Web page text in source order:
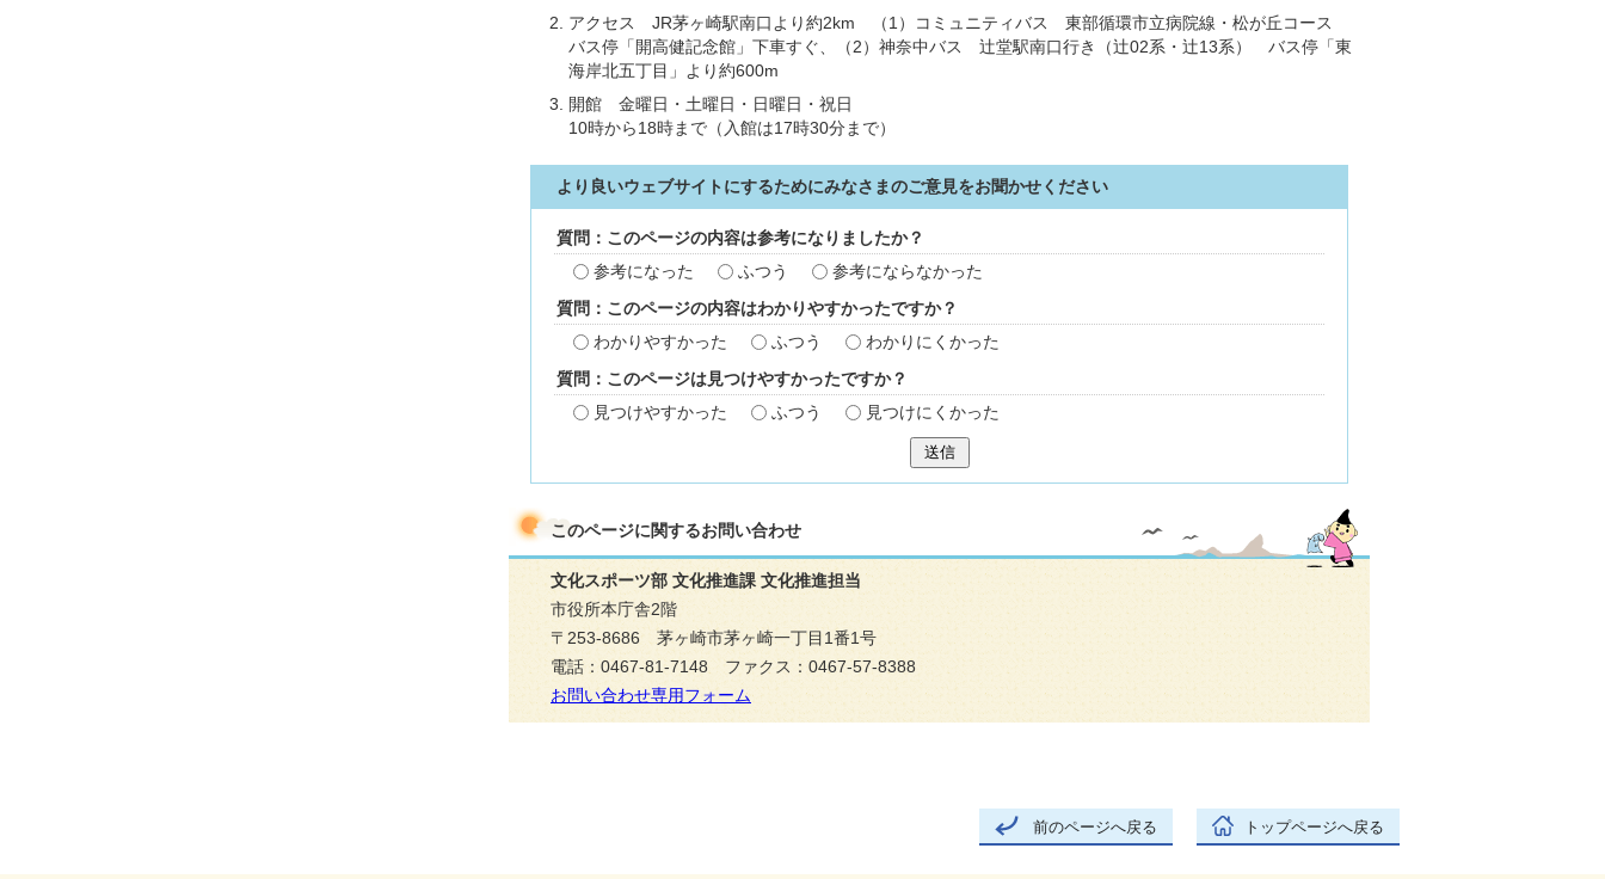
アクセス JR茅ヶ崎駅南口より約2km （1）コミュニティバス 東部循環市立病院線・松が丘コース
バス停「開高健記念館」下車すぐ、（2）神奈中バス 辻堂駅南口行き（辻02系・辻13系） バス停「東
海岸北五丁目」より約600m
開館 金曜日・土曜日・日曜日・祝日
10時から18時まで（入館は17時30分まで）
より良いウェブサイトにするためにみなさまのご意見をお聞かせください
質問：このページの内容は参考になりましたか？
参考になった
ふつう 参考にならなかった
質問：このページの内容はわかりやすかったですか？
わかりやすかった
ふつう わかりにくかった
質問：このページは見つけやすかったですか？
見つけやすかった
ふつう 見つけにくかった
送信
このページに関するお問い合わせ
文化スポーツ部 文化推進課 文化推進担当
市役所本庁舎2階
〒253-8686 茅ヶ崎市茅ヶ崎一丁目1番1号
電話：0467-81-7148 ファクス：0467-57-8388
お問い合わせ専用フォーム
前のページへ戻る トップページへ戻る